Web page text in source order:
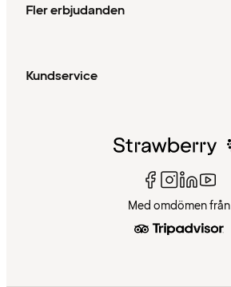
Fler erbjudanden
Kundservice
Med omdömen från